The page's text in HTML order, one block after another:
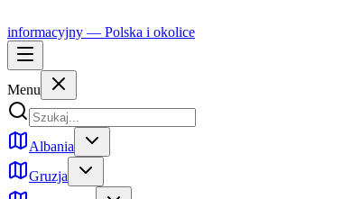
informacyjny — Polska i okolice
Menu
Albania
Gruzja